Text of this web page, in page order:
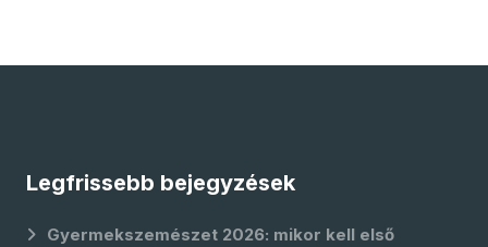
Legfrissebb bejegyzések
Gyermekszemészet 2026: mikor kell első